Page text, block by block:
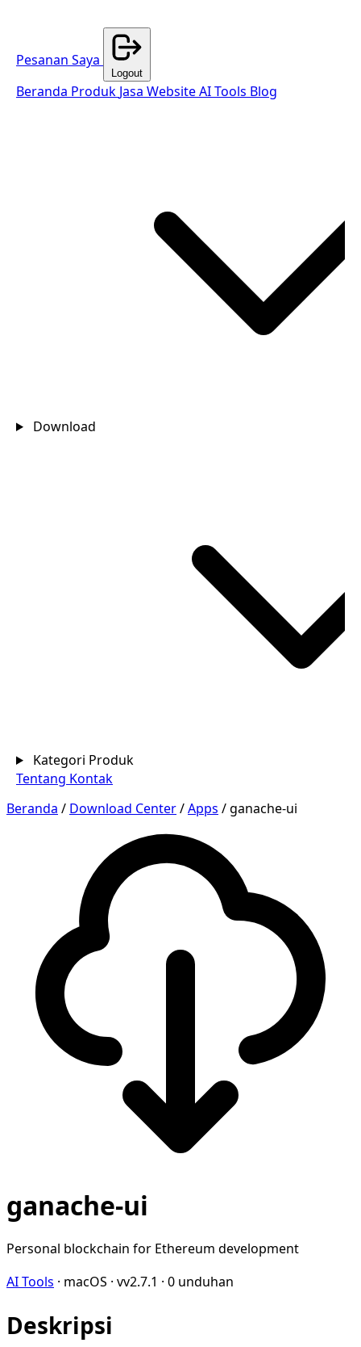
Pesanan Saya
Logout
Beranda Produk Jasa WebsiteAI Tools Blog
Download
Kategori Produk
Tentang Kontak
Beranda / Download Center/Apps /ganache-ui
ganache-ui
Personal blockchain for Ethereum development
AI Tools · macOS · vv2.7.1 · 0 unduhan
Deskripsi